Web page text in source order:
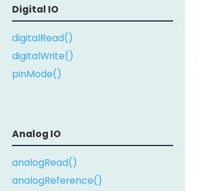
Digital IO
digitalRead()
digitalWrite()
pinMode()
Analog IO
analogRead()
analogReference()